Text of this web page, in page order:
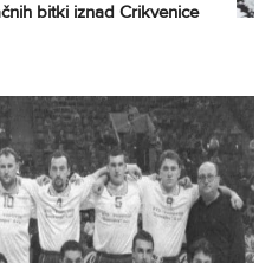
bitki iznad Crikvenice